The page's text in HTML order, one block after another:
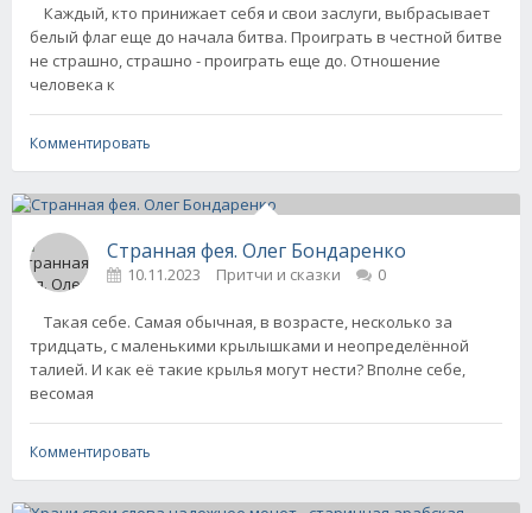
Каждый, кто принижает себя и свои заслуги, выбрасывает
белый флаг еще до начала битва. Проиграть в честной битве
не страшно, страшно - проиграть еще до. Отношение
человека к
Комментировать
Странная фея. Олег Бондаренко
10.11.2023 Притчи и сказки 0
Такая себе. Самая обычная, в возрасте, несколько за
тридцать, с маленькими крылышками и неопределённой
талией. И как её такие крылья могут нести? Вполне себе,
весомая
Комментировать